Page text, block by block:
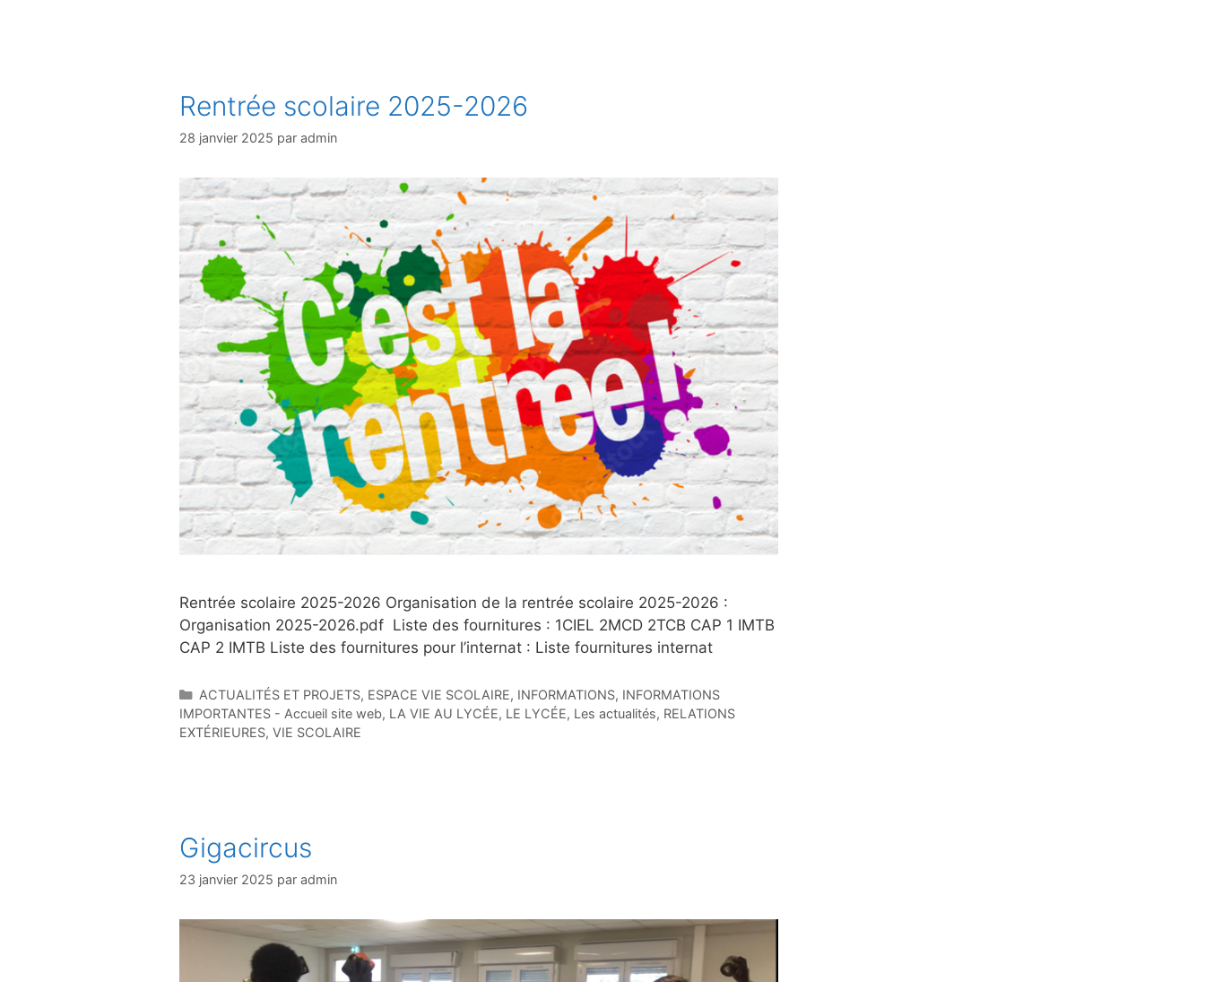
Rentrée scolaire 2025-2026
28 janvier 2025 par admin
Rentrée scolaire 2025-2026 Organisation de la rentrée scolaire 2025-2026 :
Organisation 2025-2026.pdf Liste des fournitures : 1CIEL 2MCD 2TCB CAP 1 IMTB
CAP 2 IMTB Liste des fournitures pour l’internat : Liste fournitures internat
Catégories
ACTUALITÉS ET PROJETS, ESPACE VIE SCOLAIRE, INFORMATIONS, INFORMATIONS
IMPORTANTES - Accueil site web, LA VIE AU LYCÉE, LE LYCÉE, Les actualités, RELATIONS
EXTÉRIEURES, VIE SCOLAIRE
Gigacircus
23 janvier 2025 par admin